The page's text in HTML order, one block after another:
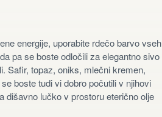
energije, uporabite rdečo barvo vseh
pa se boste odločili za elegantno sivo
Safir, topaz, oniks, mlečni kremen,
boste tudi vi dobro počutili v njihovi
dišavno lučko v prostoru eterično olje